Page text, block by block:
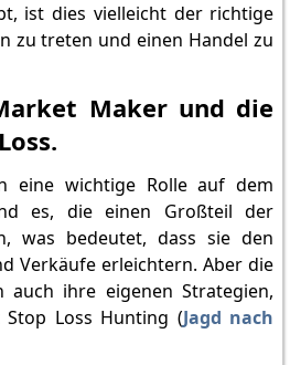
ist dies vielleicht der richtige
zu treten und einen Handel zu
Maker und die
eine wichtige Rolle auf dem
es, die einen Großteil der
was bedeutet, dass sie den
Verkäufe erleichtern. Aber die
auch ihre eigenen Strategien,
Loss Hunting (Jagd nach